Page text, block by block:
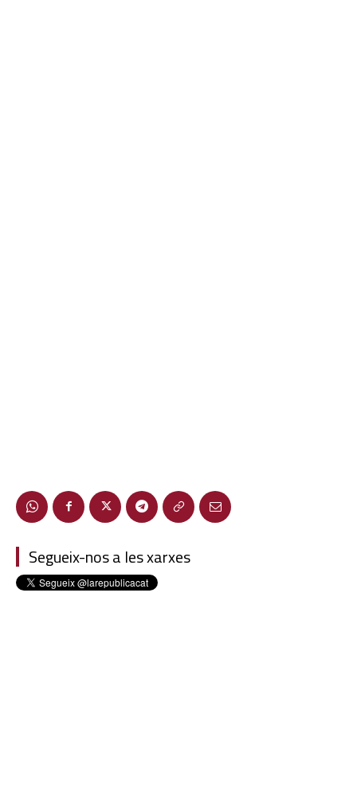
Segueix-nos a les xarxes